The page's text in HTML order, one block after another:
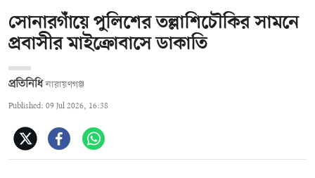
সোনারগাঁয়ে পুলিশের তল্লাশিচৌকির সামনে
প্রবাসীর মাইক্রোবাসে ডাকাতি
প্রতিনিধি নারায়ণগঞ্জ
Published: 09 Jul 2026, 16:38